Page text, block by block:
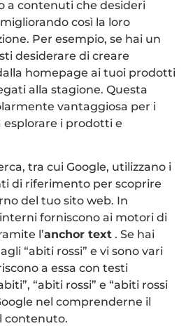
a contenuti che desideri
così la loro
Per esempio, se hai un
desiderare di creare
homepage ai tuoi prodotti
alla stagione. Questa
vantaggiosa per i
i prodotti e
tra cui Google, utilizzano i
di riferimento per scoprire
del tuo sito web. In
forniscono ai motori di
l’anchor text . Se hai
“abiti rossi” e vi sono vari
a essa con testi
“abiti rossi” e “abiti rossi
nel comprenderne il
contenuto.